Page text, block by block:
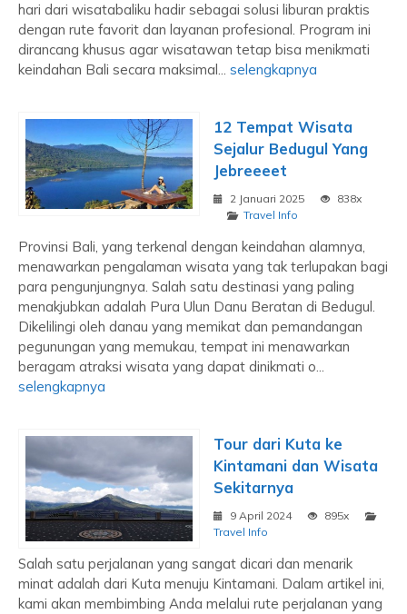
hari dari wisatabaliku hadir sebagai solusi liburan praktis
dengan rute favorit dan layanan profesional. Program ini
dirancang khusus agar wisatawan tetap bisa menikmati
keindahan Bali secara maksimal... selengkapnya
12 Tempat Wisata
Sejalur Bedugul Yang
Jebreeeet
2 Januari 2025
838x
Travel Info
Provinsi Bali, yang terkenal dengan keindahan alamnya,
menawarkan pengalaman wisata yang tak terlupakan bagi
para pengunjungnya. Salah satu destinasi yang paling
menakjubkan adalah Pura Ulun Danu Beratan di Bedugul.
Dikelilingi oleh danau yang memikat dan pemandangan
pegunungan yang memukau, tempat ini menawarkan
beragam atraksi wisata yang dapat dinikmati o...
selengkapnya
Tour dari Kuta ke
Kintamani dan Wisata
Sekitarnya
9 April 2024
895x
Travel Info
Salah satu perjalanan yang sangat dicari dan menarik
minat adalah dari Kuta menuju Kintamani. Dalam artikel ini,
kami akan membimbing Anda melalui rute perjalanan yang